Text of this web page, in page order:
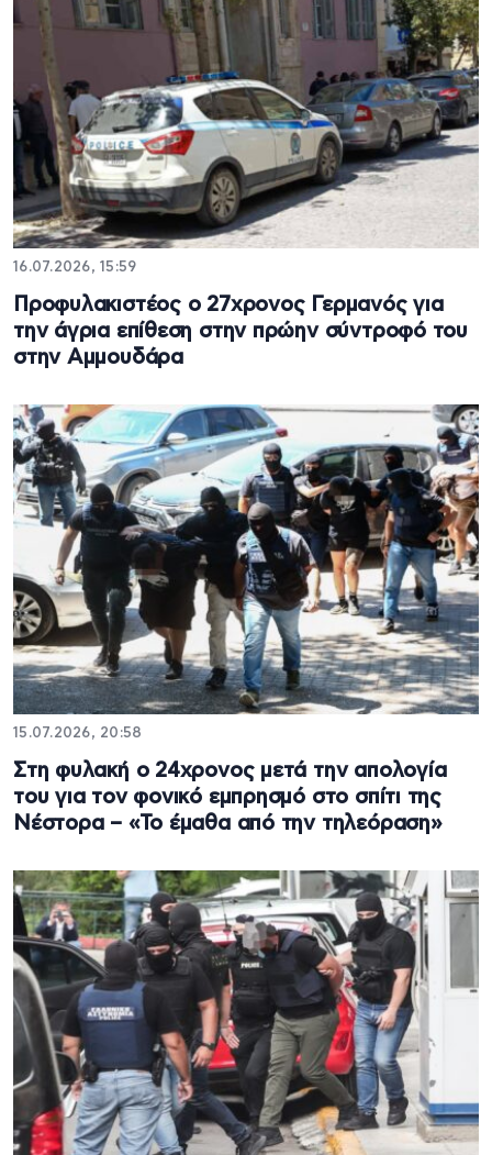
16.07.2026, 15:59
Προφυλακιστέος ο 27χρονος Γερμανός για
την άγρια επίθεση στην πρώην σύντροφό του
στην Αμμουδάρα
15.07.2026, 20:58
Στη φυλακή ο 24χρονος μετά την απολογία
του για τον φονικό εμπρησμό στο σπίτι της
Νέστορα – «Το έμαθα από την τηλεόραση»